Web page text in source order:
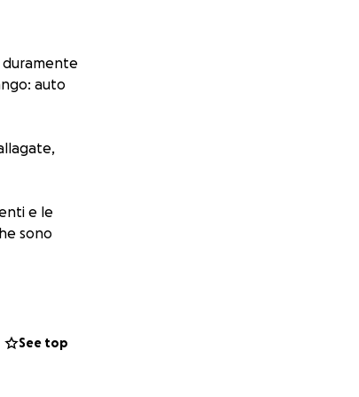
duramente
auto
e le
sono
See top